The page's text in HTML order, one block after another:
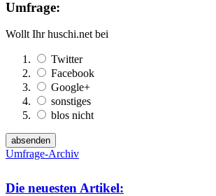
Umfrage:
Wollt Ihr huschi.net bei
Twitter
Facebook
Google+
sonstiges
blos nicht
Umfrage-Archiv
Die neuesten Artikel: